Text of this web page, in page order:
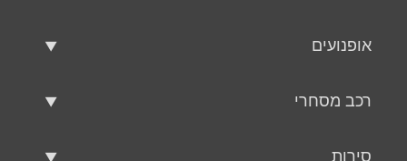
אופנועים
רכב מסחרי
סירות